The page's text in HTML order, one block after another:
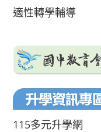
適性轉學輔導
115多元升學網